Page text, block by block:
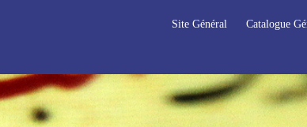
Site Général Catalogue